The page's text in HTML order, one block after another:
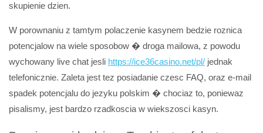
skupienie dzien.
W porownaniu z tamtym polaczenie kasynem bedzie roznica
potencjalow na wiele sposobow � droga mailowa, z powodu
wychowany live chat jesli https://ice36casino.net/pl/ jednak
telefonicznie. Zaleta jest tez posiadanie czesc FAQ, oraz e-mail
spadek potencjalu do jezyku polskim � chociaz to, poniewaz
pisalismy, jest bardzo rzadkoscia w wiekszosci kasyn.